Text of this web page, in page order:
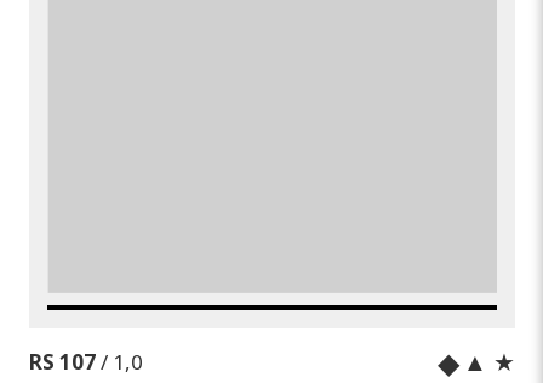
RS 107/ 1,0 ◆ ▲ ★